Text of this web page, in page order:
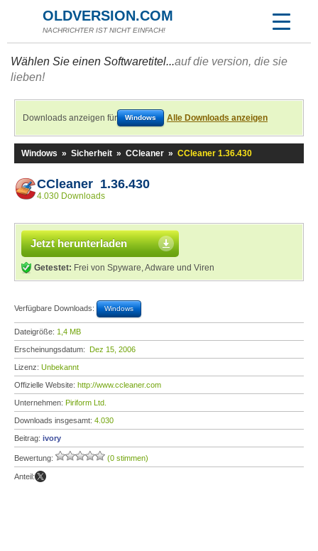
OLDVERSION.COM
NACHRICHTER IST NICHT EINFACH!
Wählen Sie einen Softwaretitel...auf die version, die sie
lieben!
Downloads anzeigen für Windows Alle Downloads anzeigen
Windows » Sicherheit » CCleaner » CCleaner 1.36.430
CCleaner 1.36.430
4.030 Downloads
Jetzt herunterladen
Getestet: Frei von Spyware, Adware und Viren
Verfügbare Downloads: Windows
Dateigröße: 1,4 MB
Erscheinungsdatum: Dez 15, 2006
Lizenz: Unbekannt
Offizielle Website: http://www.ccleaner.com
Unternehmen: Piriform Ltd.
Downloads insgesamt: 4.030
Beitrag: ivory
Bewertung: (0 stimmen)
Anteil: